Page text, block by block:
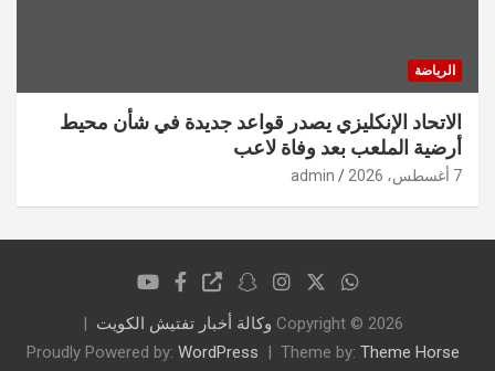
الرياضة
الاتحاد الإنكليزي يصدر قواعد جديدة في شأن محيط
أرضية الملعب بعد وفاة لاعب
7 أغسطس، 2026 admin
Copyright © 2026 وكالة أخبار تفتيش الكويت
Theme by: Theme Horse
Proudly Powered by: WordPress